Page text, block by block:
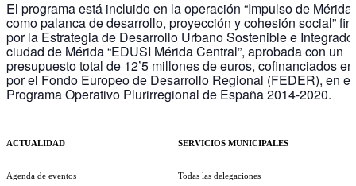
El programa está incluido en la operación “Impulso de
como palanca de desarrollo, proyección y cohesión social”
por la Estrategia de Desarrollo Urbano Sostenible e
ciudad de Mérida “EDUSI Mérida Central”, aprobada con un
presupuesto total de 12’5 millones de euros, cofinanciados
por el Fondo Europeo de Desarrollo Regional (FEDER), en
Programa Operativo Plurirregional de España 2014-2020.
ACTUALIDAD
Agenda de eventos
SERVICIOS MUNICIPALES
Todas las delegaciones